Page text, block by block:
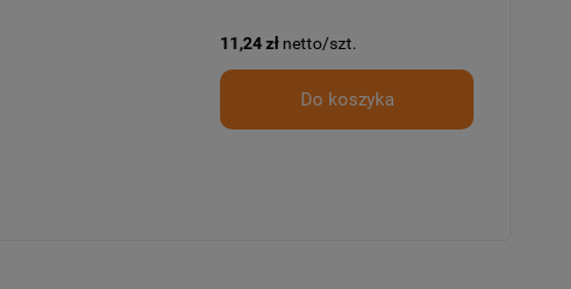
11,24 zł netto/szt.
Do koszyka